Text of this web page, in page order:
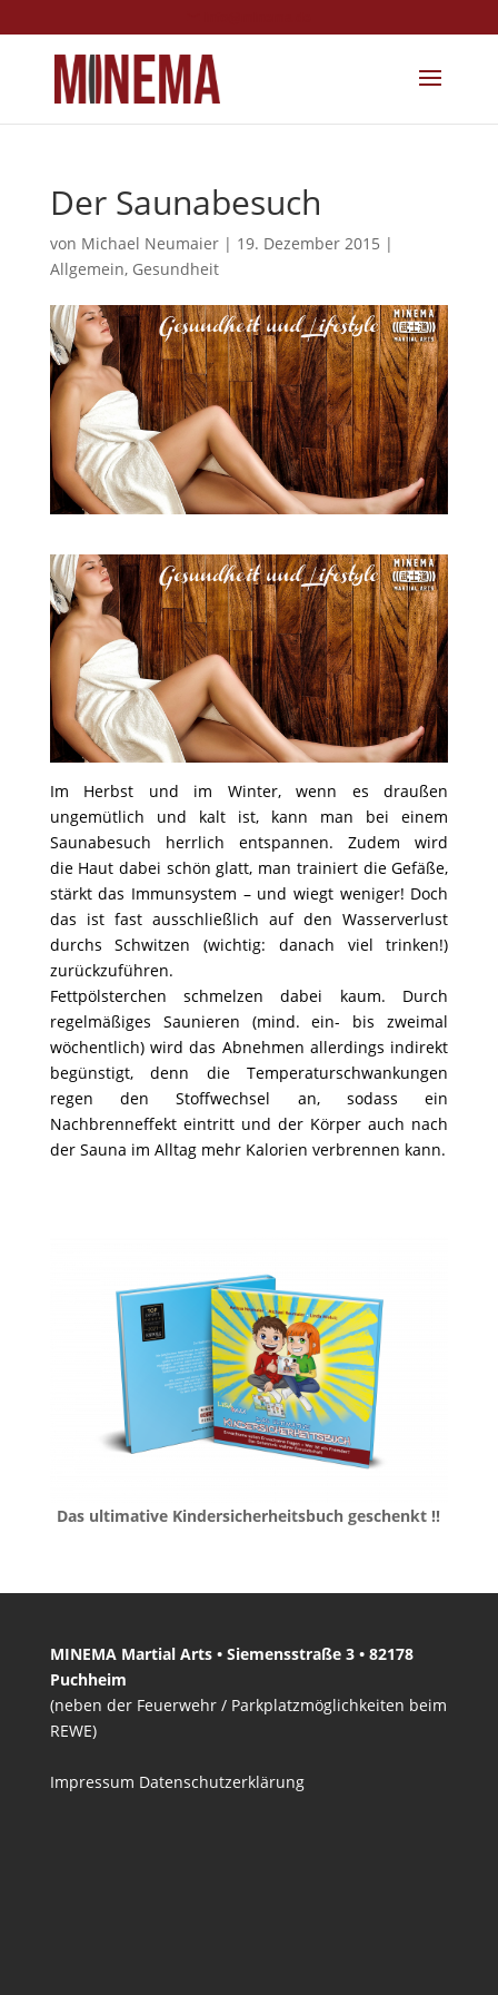
Der Saunabesuch
von Michael Neumaier| 19. Dezember 2015 |
Allgemein, Gesundheit
Im Herbst und im Winter, wenn es draußen
ungemütlich und kalt ist, kann man bei einem
Saunabesuch herrlich entspannen. Zudem wird
die Haut dabei schön glatt, man trainiert die Gefäße,
stärkt das Immunsystem – und wiegt weniger! Doch
das ist fast ausschließlich auf den Wasserverlust
durchs Schwitzen (wichtig: danach viel trinken!)
zurückzuführen.
Fettpölsterchen schmelzen dabei kaum. Durch
regelmäßiges Saunieren (mind. ein- bis zweimal
wöchentlich) wird das Abnehmen allerdings indirekt
begünstigt, denn die Temperaturschwankungen
regen den Stoffwechsel an, sodass ein
Nachbrenneffekt eintritt und der Körper auch nach
der Sauna im Alltag mehr Kalorien verbrennen kann.
Das ultimative Kindersicherheitsbuch geschenkt !!
MINEMA Martial Arts • Siemensstraße 3 • 82178
Puchheim
(neben der Feuerwehr / Parkplatzmöglichkeiten beim
REWE)
Impressum Datenschutzerklärung